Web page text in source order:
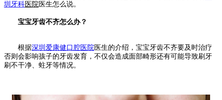
圳牙科 医院 医生怎么说。
宝宝牙齿不齐怎么办？
根据深圳爱康健口腔医院 医生的介绍，宝宝牙齿不齐要及时治疗
否则会影响孩子的牙齿发育，不仅会造成面部畸形还有可能导致刷牙
刷不干净、蛀牙等情况。